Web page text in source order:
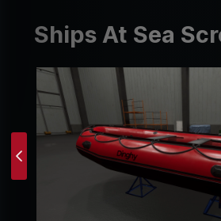
Ships At Sea
Previous